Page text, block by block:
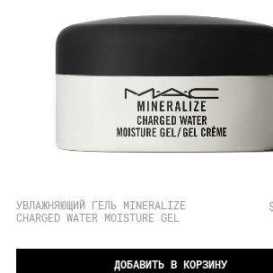
УВЛАЖНЯЮЩИЙ ГЕЛЬ MINERALIZE
CHARGED WATER MOISTURE GEL
ДОБАВИТЬ В КОРЗИНУ